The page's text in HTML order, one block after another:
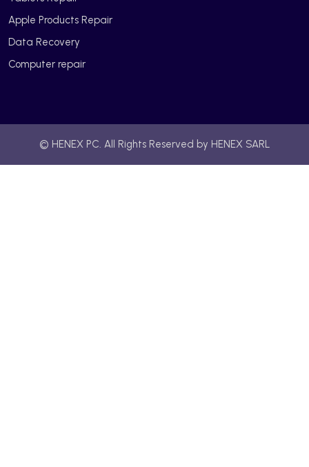
Apple Products Repair
Data Recovery
Computer repair
© HENEX PC. All Rights Reserved by HENEX SARL